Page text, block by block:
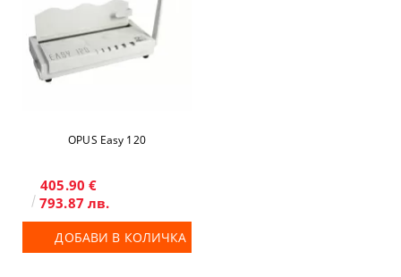
OPUS Easy 120
405.90 €
793.87 лв.
ДОБАВИ В КОЛИЧКА